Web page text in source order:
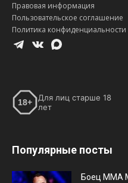
Правовая информация
Пользовательское соглашение
Политика конфиденциальности
18+
Для лиц старше 18
лет
Популярные посты
Боец ММА